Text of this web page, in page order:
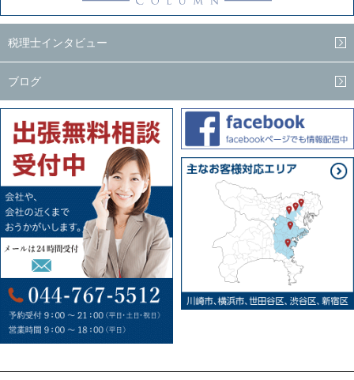
税理士インタビュー
ブログ